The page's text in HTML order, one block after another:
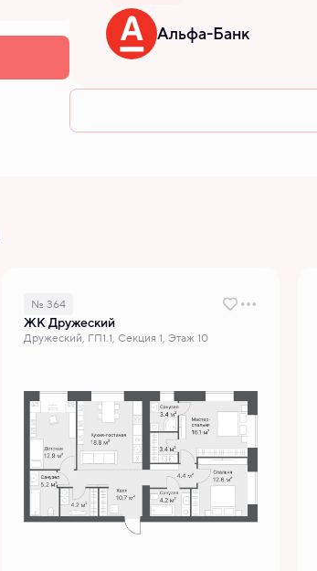
Альфа-Банк
№ 364
ЖК Дружеский
Дружеский, ГП1.1, Секция 1, Этаж 10